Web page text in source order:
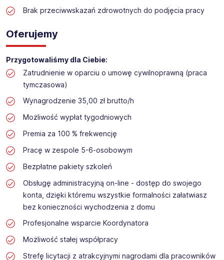
Brak przeciwwskazań zdrowotnych do podjęcia pracy
Oferujemy
Przygotowaliśmy dla Ciebie:
Zatrudnienie w oparciu o umowę cywilnoprawną (praca
tymczasowa)
Wynagrodzenie 35,00 zł brutto/h
Możliwość wypłat tygodniowych
Premia za 100 % frekwencję
Pracę w zespole 5-6-osobowym
Bezpłatne pakiety szkoleń
Obsługę administracyjną on-line - dostęp do swojego
konta, dzięki któremu wszystkie formalności załatwiasz
bez konieczności wychodzenia z domu
Profesjonalne wsparcie Koordynatora
Możliwość stałej współpracy
Strefę licytacji z atrakcyjnymi nagrodami dla pracowników